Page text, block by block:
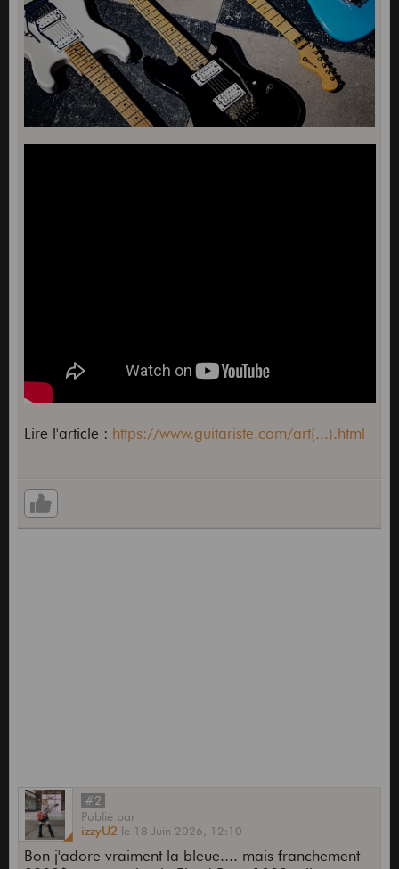
Lire l'article : https://www.guitariste.com/art(...).html
#2
Publié par
izzyU2 le 18 Juin 2026, 12:10
Bon j'adore vraiment la bleue.... mais franchement